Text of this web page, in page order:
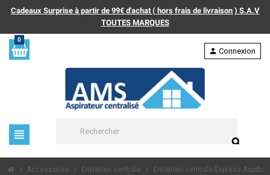
Cadeaux Surprise à partir de 99€ d'achat ( hors frais de livraison ) S.A.V
TOUTES MARQUES
0
view_headline
search
person Connexion
chevron_right Accessoires chevron_right Entretien centrale chevron_right Entretien centrale Express